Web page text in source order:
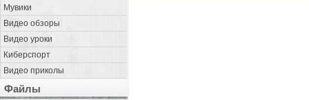
Мувики
Видео обзоры
Видео уроки
Киберспорт
Видео приколы
Файлы